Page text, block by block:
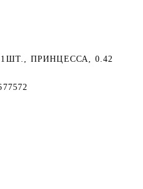
ПРИНЦЕССА, 0.42